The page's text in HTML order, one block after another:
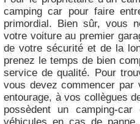
camping car pour faire
primordial. Bien sûr, vous
votre voiture au premier
de votre sécurité et de la
prenez le temps de bien
service de qualité. Pour
vous devez commencer par
entourage, à vos collègues
possèdent un camping-